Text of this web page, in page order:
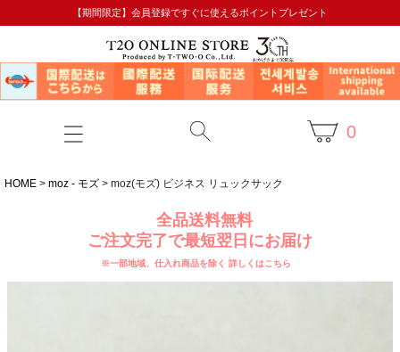
【期間限定】会員登録ですぐに使えるポイントプレゼント
0
HOME moz - モズ moz(モズ) ビジネス リュックサック
全品送料無料
ご注文完了で最短翌日にお届け
※一部地域、仕入れ商品を除く 詳しくはこちら